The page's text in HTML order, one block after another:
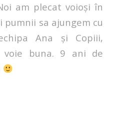
am plecat voioși în
pumnii sa ajungem cu
Ana și Copiii,
buna. 9 ani de